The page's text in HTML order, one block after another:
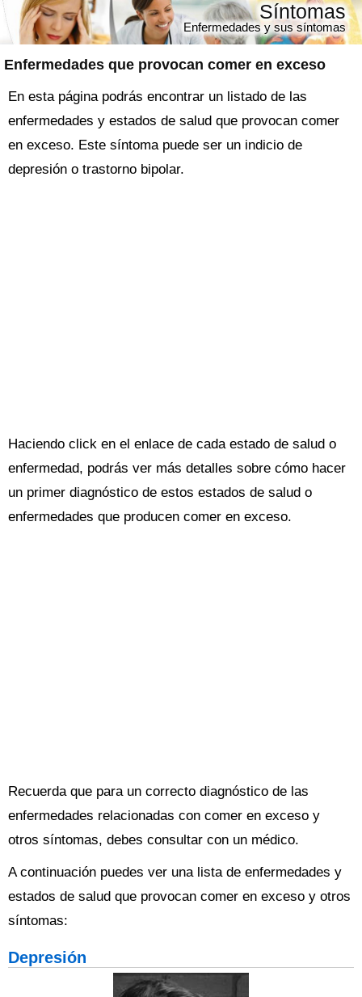
Enfermedades que provocan comer en exceso
Síntomas
Enfermedades y sus síntomas
En esta página podrás encontrar un listado de las
enfermedades y estados de salud que provocan comer
en exceso. Este síntoma puede ser un indicio de
depresión o trastorno bipolar.
Haciendo click en el enlace de cada estado de salud o
enfermedad, podrás ver más detalles sobre cómo hacer
un primer diagnóstico de estos estados de salud o
enfermedades que producen comer en exceso.
Recuerda que para un correcto diagnóstico de las
enfermedades relacionadas con comer en exceso y
otros síntomas, debes consultar con un médico.
A continuación puedes ver una lista de enfermedades y
estados de salud que provocan comer en exceso y otros
síntomas:
Depresión